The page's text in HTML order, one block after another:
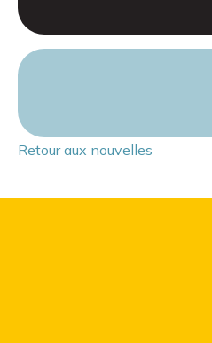
Retour aux nouvelles